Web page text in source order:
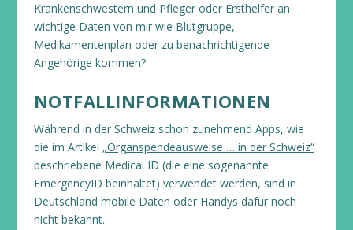
Krankenschwestern und Pfleger oder Ersthelfer an
wichtige Daten von mir wie Blutgruppe,
Medikamentenplan oder zu benachrichtigende
Angehörige kommen?
NOTFALLINFORMATIONEN
Während in der Schweiz schon zunehmend Apps, wie
die im Artikel „Organspendeausweise … in der Schweiz“
beschriebene Medical ID (die eine sogenannte
EmergencyID beinhaltet) verwendet werden, sind in
Deutschland mobile Daten oder Handys dafür noch
nicht bekannt.